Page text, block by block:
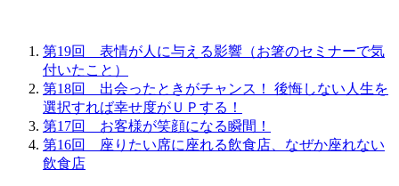
第19回 表情が人に与える影響（お箸のセミナーで気
付いたこと）
第18回 出会ったときがチャンス！ 後悔しない人生を
選択すれば幸せ度がＵＰする！
第17回 お客様が笑顔になる瞬間！
第16回 座りたい席に座れる飲食店、なぜか座れない
飲食店